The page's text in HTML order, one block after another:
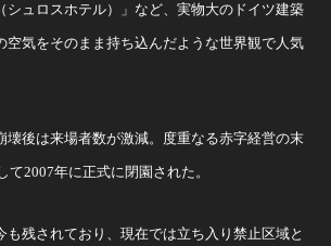
シュロスホテル）」など、実物大のドイツ建築
空気をそのまま持ち込んだような世界観で人気
壊後は来場者数が激減。度重なる赤字経営の末
て2007年に正式に閉園された。
も残されており、現在では立ち入り禁止区域と